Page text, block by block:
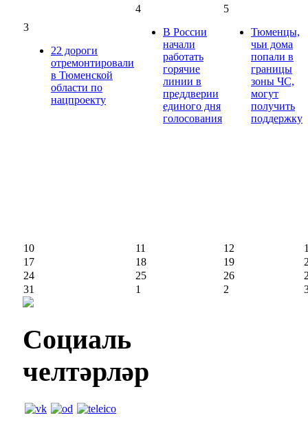
3
22 дороги
отремонтировали
в Тюменской
области по
нацпроекту
4
В России
начали
работать
горячие
линии в
преддверии
единого дня
голосования
5
Тюменцы,
чьи дома
попали в
границы
зоны ЧС,
могут
получить
поддержку
10 11 12
17
18 19
24
25 26
31
1 2
Социаль
челтәрләр